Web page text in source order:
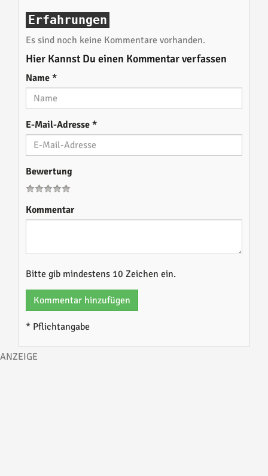
Erfahrungen
Es sind noch keine Kommentare vorhanden.
Hier Kannst Du einen Kommentar verfassen
Name *
E-Mail-Adresse *
Bewertung
Kommentar
Bitte gib mindestens 10 Zeichen ein.
Kommentar hinzufügen
* Pflichtangabe